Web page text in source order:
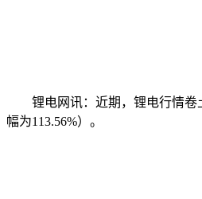
锂电网讯：近期，锂电行情卷
幅为113.56%）。